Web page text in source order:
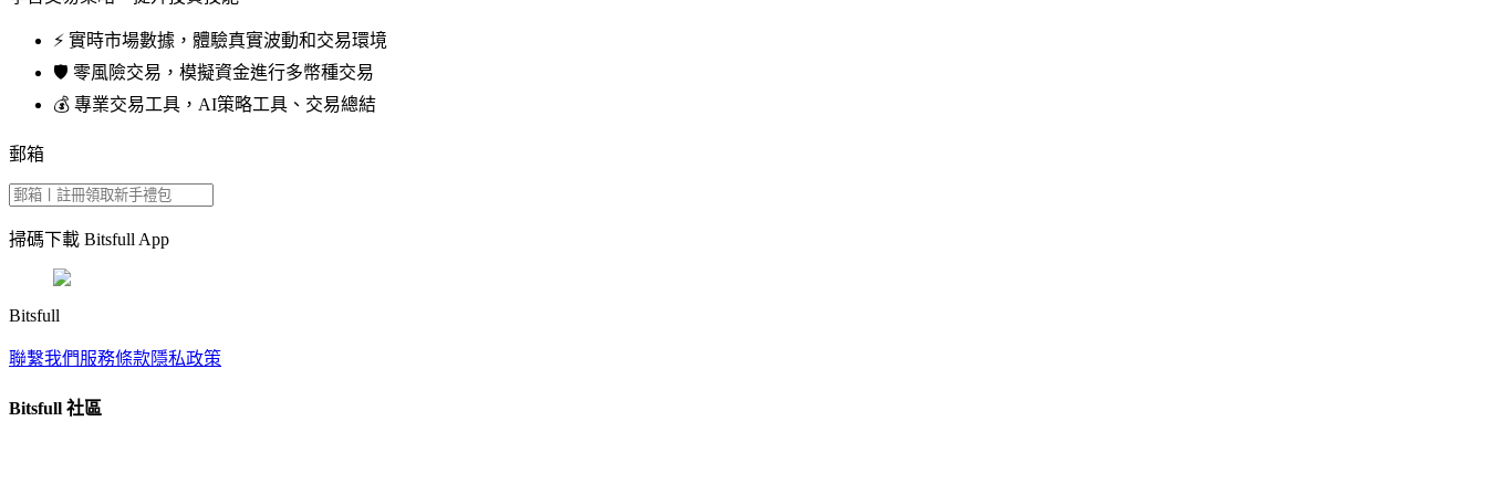
⚡️ 實時市場數據，體驗真實波動和交易環境
🛡️ 零風險交易，模擬資金進行多幣種交易
💰 專業交易工具，AI策略工具、交易總結
郵箱
掃碼下載 Bitsfull App
Bitsfull
聯繫我們服務條款隱私政策
Bitsfull 社區